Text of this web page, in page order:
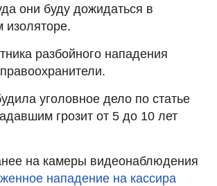
они буду дожидаться в
изоляторе.
разбойного нападения
уголовное дело по статье
грозит от 5 до 10 лет
на камеры видеонаблюдения
нападение на кассира